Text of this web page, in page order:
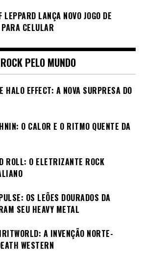
LEPPARD LANÇA NOVO JOGO DE
CELULAR
ROCK PELO MUNDO
HALO EFFECT: A NOVA SURPRESA DO
O CALOR E O RITMO QUENTE DA
ROLL: O ELETRIZANTE ROCK
OS LEÕES DOURADOS DA
SEU HEAVY METAL
A INVENÇÃO NORTE-
WESTERN